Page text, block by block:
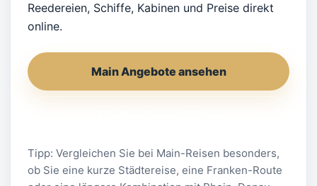
Reedereien, Schiffe, Kabinen und Preise direkt
online.
Main Angebote ansehen
Tipp: Vergleichen Sie bei Main-Reisen besonders,
ob Sie eine kurze Städtereise, eine Franken-Route